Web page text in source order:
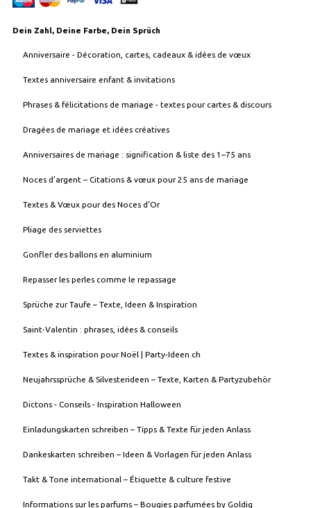
Dein Zahl, Deine Farbe, Dein Sprüch
Anniversaire - Décoration, cartes, cadeaux & idées de vœux
Textes anniversaire enfant & invitations
Phrases & félicitations de mariage - textes pour cartes & discours
Dragées de mariage et idées créatives
Anniversaires de mariage : signification & liste des 1–75 ans
Noces d’argent – Citations & vœux pour 25 ans de mariage
Textes & Vœux pour des Noces d’Or
Pliage des serviettes
Gonfler des ballons en aluminium
Repasser les perles comme le repassage
Sprüche zur Taufe – Texte, Ideen & Inspiration
Saint-Valentin : phrases, idées & conseils
Textes & inspiration pour Noël | Party-Ideen.ch
Neujahrssprüche & Silvesterideen – Texte, Karten & Partyzubehör
Dictons - Conseils - Inspiration Halloween
Einladungskarten schreiben – Tipps & Texte für jeden Anlass
Dankeskarten schreiben – Ideen & Vorlagen für jeden Anlass
Takt & Tone international – Étiquette & culture festive
Informations sur les parfums – Bougies parfumées by Goldig